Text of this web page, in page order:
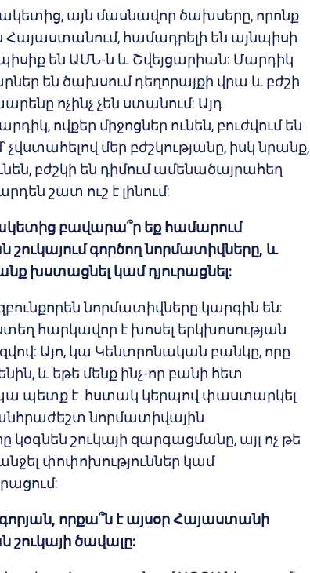
այն մասնավոր ծախսերը, որոնք
Հայաստանում, համադրելի են այնպիսի
են ԱՄՆ-ն և Շվեյցարիան: Մարդիկ
են ծախսում դեղորայքի վրա և բժշի
ոչինչ չեն ստանում: Այդ
ովքեր միջոցներ ունեն, բուժվում են
մեր բժշկությանը, իսկ նրանք,
բժշկի են դիմում ամենածայրահեղ
շատ ուշ է լինում:
բավարա՞ր եք համարում
գործող նորմատիվները, և
խստացնել կամ դյուրացնել:
նորմատիվները կարգին են:
հարկավոր է խոսել երկխոսության
Այո, կա Կենտրոնական բանկը, որը
և եթե մենք ինչ-որ բանի հետ
պետք է հստակ կերպով փաստարկել
նորմատիվային
կօգնեն շուկայի զարգացմանը, այլ ոչ թե
փոփոխություններ կամ
որքա՞ն է այսօր Հայաստանի
ծավալը: